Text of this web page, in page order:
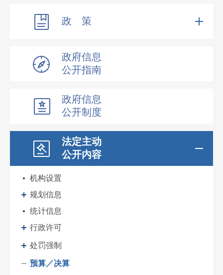
政 策
政府信息
公开指南
政府信息
公开制度
法定主动
公开内容
机构设置
规划信息
统计信息
行政许可
处罚强制
预算／决算